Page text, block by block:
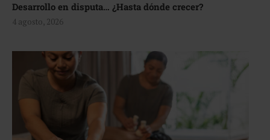
Desarrollo en disputa… ¿Hasta dónde crecer?
4 agosto, 2026